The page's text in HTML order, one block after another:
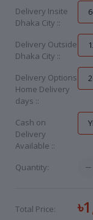
Delivery Insite
Dhaka City ::
Delivery Outside
Dhaka City ::
Delivery Options
Home Delivery
days ::
Cash on
Delivery
Available ::
Quantity:
Total Price: